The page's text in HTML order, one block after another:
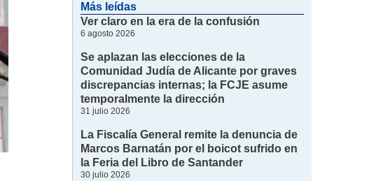
Más leídas
Ver claro en la era de la confusión
6 agosto 2026
Se aplazan las elecciones de la
Comunidad Judía de Alicante por graves
discrepancias internas; la FCJE asume
temporalmente la dirección
31 julio 2026
La Fiscalía General remite la denuncia de
Marcos Barnatán por el boicot sufrido en
la Feria del Libro de Santander
30 julio 2026